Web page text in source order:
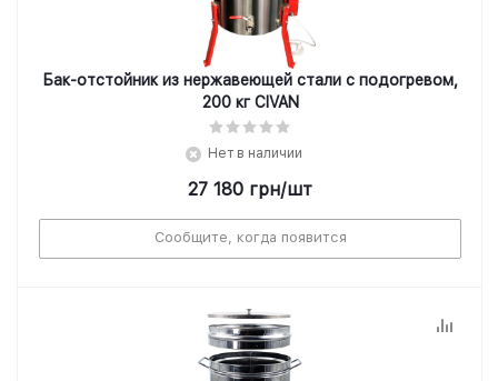
Бак-отстойник из нержавеющей стали с подогревом,
200 кг CIVAN
Нет в наличии
27 180 грн/шт
Сообщите, когда появится